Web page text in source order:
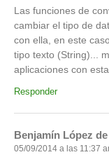
Las funciones de
cambiar el tipo de
con ella, en este
tipo texto (String)...
aplicaciones con
Responder
Benjamín López
05/09/2014 a las 11:37